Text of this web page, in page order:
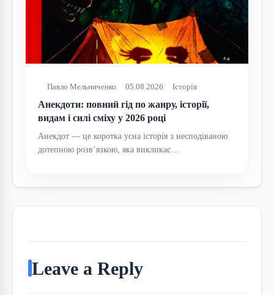
Павло Мельниченко 05.08.2026 Історія
Анекдоти: повний гід по жанру, історії,
видам і силі сміху у 2026 році
Анекдот — це коротка усна історія з несподіваною
дотепною розв’язкою, яка викликає…
Leave a Reply